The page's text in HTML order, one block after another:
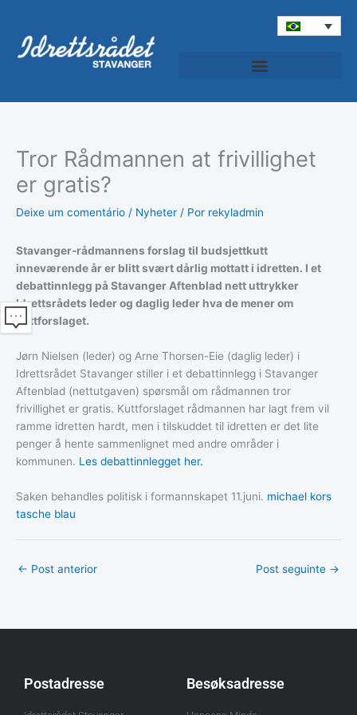
conteúdo
Tror Rådmannen at frivillighet
er gratis?
Deixe um comentário / Nyheter / Por rekyladmin
Stavanger-rådmannens forslag til budsjettkutt
inneværende år er blitt svært dårlig mottatt i idretten. I et
debattinnlegg på Stavanger Aftenblad nett uttrykker
Idrettsrådets leder og daglig leder hva de mener om
kuttforslaget.
Jørn Nielsen (leder) og Arne Thorsen-Eie (daglig leder) i
Idrettsrådet Stavanger stiller i et debattinnlegg i Stavanger
Aftenblad (nettutgaven) spørsmål om rådmannen tror
frivillighet er gratis. Kuttforslaget rådmannen har lagt frem vil
ramme idretten hardt, men i tilskuddet til idretten er det lite
penger å hente sammenlignet med andre områder i
kommunen. Les debattinnlegget her.
Saken behandles politisk i formannskapet 11.juni. michael kors
tasche blau
← Post anterior Post seguinte →
Postadresse Besøksadresse